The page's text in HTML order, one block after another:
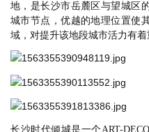
地，是长沙市岳麓区与望城区
城市节点，优越的地理位置使
域，对提升该地段城市活力有着
长沙时代倾城是一个ART-